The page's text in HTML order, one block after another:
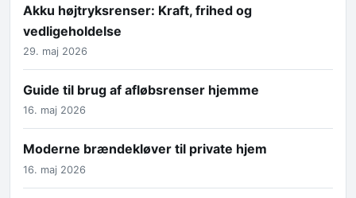
Akku højtryksrenser: Kraft, frihed og
vedligeholdelse
29. maj 2026
Guide til brug af afløbsrenser hjemme
16. maj 2026
Moderne brændekløver til private hjem
16. maj 2026